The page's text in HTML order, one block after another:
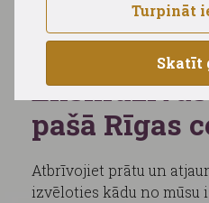
ESPA
pašā Rīgas
Atbrīvojiet prātu un
izvēloties kādu no mūsu
Turpināt
Skatīt